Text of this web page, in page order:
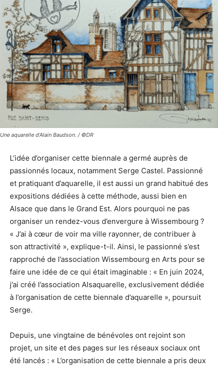
Une aquarelle d’Alain Baudson. / ©DR
L’idée d’organiser cette biennale a germé auprès de
passionnés locaux, notamment Serge Castel. Passionné
et pratiquant d’aquarelle, il est aussi un grand habitué des
expositions dédiées à cette méthode, aussi bien en
Alsace que dans le Grand Est. Alors pourquoi ne pas
organiser un rendez-vous d’envergure à Wissembourg ?
« J’ai à cœur de voir ma ville rayonner, de contribuer à
son attractivité », explique-t-il. Ainsi, le passionné s’est
rapproché de l’association Wissembourg en Arts pour se
faire une idée de ce qui était imaginable : « En juin 2024,
j’ai créé l’association Alsaquarelle, exclusivement dédiée
à l’organisation de cette biennale d’aquarelle », poursuit
Serge.
Depuis, une vingtaine de bénévoles ont rejoint son
projet, un site et des pages sur les réseaux sociaux ont
été lancés : « L’organisation de cette biennale a pris deux